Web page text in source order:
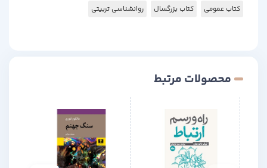
کتاب عمومی کتاب بزرگسال روانشناسی تربیتی
محصولات مرتبط